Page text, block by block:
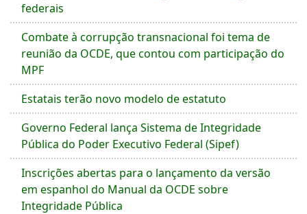
federais
Combate à corrupção transnacional foi tema de
reunião da OCDE, que contou com participação do
MPF
Estatais terão novo modelo de estatuto
Governo Federal lança Sistema de Integridade
Pública do Poder Executivo Federal (Sipef)
Inscrições abertas para o lançamento da versão
em espanhol do Manual da OCDE sobre
Integridade Pública